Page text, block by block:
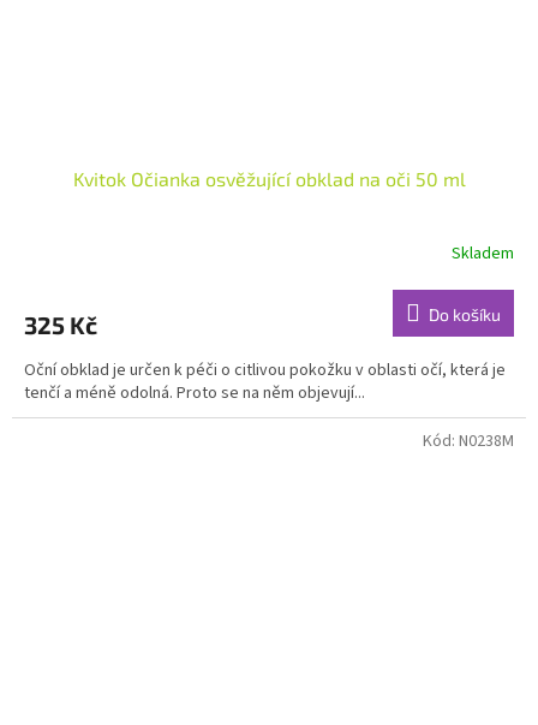
Kvitok Očianka osvěžující obklad na oči 50 ml
je
z
5
hvězdiček.
Skladem
325 Kč Do košíku
Oční obklad je určen k péči o citlivou pokožku v oblasti očí, která je
tenčí a méně odolná. Proto se na něm objevují...
Kód: N0238M